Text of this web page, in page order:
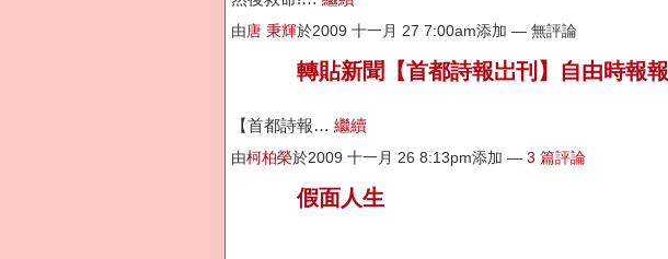
由唐 秉輝於2009 十一月 27 7:00am添加 — 無評論
轉貼新聞【首都詩報岀刊】自由時報
【首都詩報… 繼續
由柯柏榮於2009 十一月 26 8:13pm添加 — 3 篇評論
假面人生